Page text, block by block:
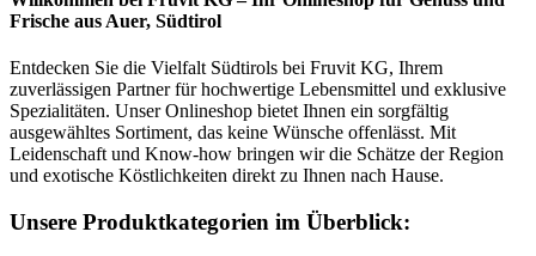
Frische aus Auer, Südtirol
Entdecken Sie die Vielfalt Südtirols bei Fruvit KG, Ihrem
zuverlässigen Partner für hochwertige Lebensmittel und exklusive
Spezialitäten. Unser Onlineshop bietet Ihnen ein sorgfältig
ausgewähltes Sortiment, das keine Wünsche offenlässt. Mit
Leidenschaft und Know-how bringen wir die Schätze der Region
und exotische Köstlichkeiten direkt zu Ihnen nach Hause.
Unsere Produktkategorien im Überblick: